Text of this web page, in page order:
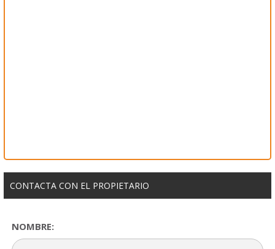
CONTACTA CON EL PROPIETARIO
NOMBRE: